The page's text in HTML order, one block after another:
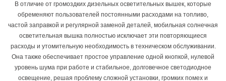
В отличие от громоздких дизельных осветительных вышек, которые
обременяют пользователей постоянными расходами на топливо,
частой заправкой и регулярной заменой деталей, мобильная солнечная
осветительная вышка полностью исключает эти повторяющиеся
расходы и утомительную необходимость в техническом обслуживании.
Она также обеспечивает простое управление одной кнопкой, нулевой
уровень шума при работе и стабильное, долговечное светодиодное
освещение, решая проблему сложной установки, громких помех и